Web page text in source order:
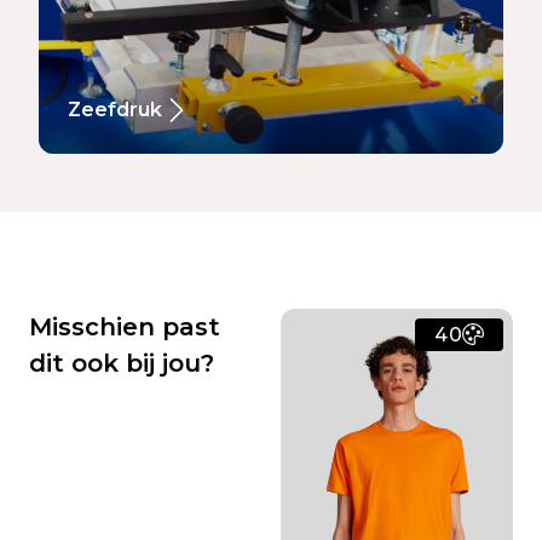
Zeefdruk
Misschien past
dit ook bij jou?
40